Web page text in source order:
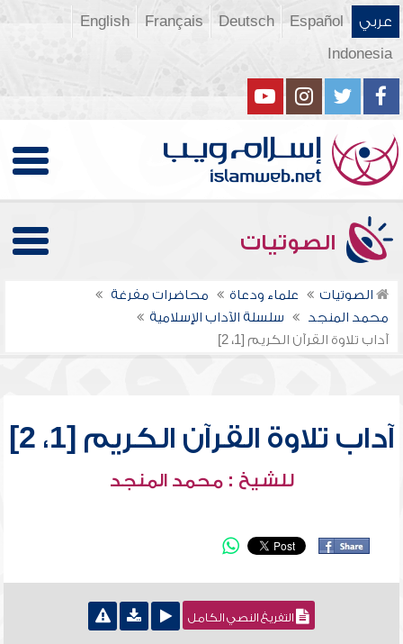
عربي Español
Deutsch
Français
English
Indonesia
الصوتيات
الصوتيات علماء ودعاة
محاضرات مفرغة
محمد المنجد
سلسلة الآداب الإسلامية
آداب تلاوة القرآن الكريم [1، 2]
آداب تلاوة القرآن الكريم [1، 2]
للشيخ : محمد المنجد
التفريغ النصي الكامل